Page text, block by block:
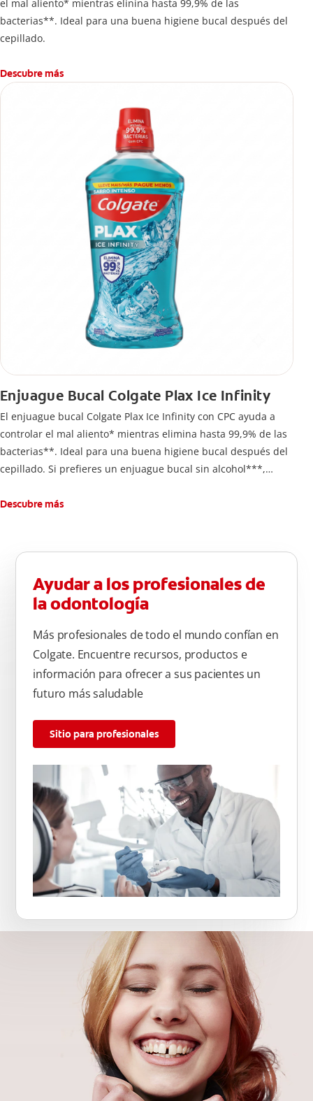
el mal aliento* mientras elinina hasta 99,9% de las
bacterias**. Ideal para una buena higiene bucal después del
cepillado.
Descubre más
Enjuague Bucal Colgate Plax Ice Infinity
El enjuague bucal Colgate Plax Ice Infinity con CPC ayuda a
controlar el mal aliento* mientras elimina hasta 99,9% de las
bacterias**. Ideal para una buena higiene bucal después del
cepillado. Si prefieres un enjuague bucal sin alcohol***,
Descubre más
Ayudar a los profesionales de
la odontología
Más profesionales de todo el mundo confían en
Colgate. Encuentre recursos, productos e
información para ofrecer a sus pacientes un
futuro más saludable
Sitio para profesionales